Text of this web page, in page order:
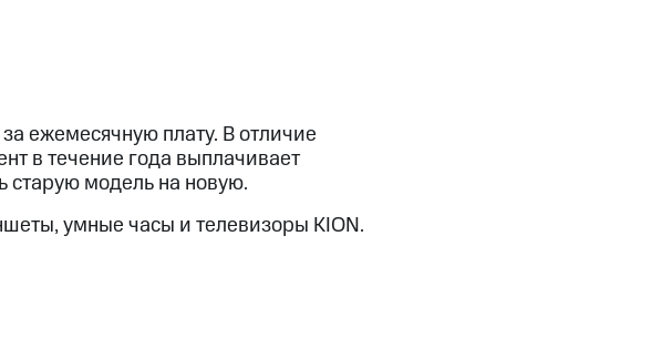
ежемесячную плату. В отличие
в течение года выплачивает
старую модель на новую.
умные часы и телевизоры KION.